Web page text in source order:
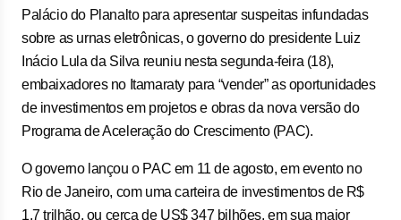
Palácio do Planalto para apresentar suspeitas infundadas
sobre as urnas eletrônicas, o governo do presidente Luiz
Inácio Lula da Silva reuniu nesta segunda-feira (18),
embaixadores no Itamaraty para “vender” as oportunidades
de investimentos em projetos e obras da nova versão do
Programa de Aceleração do Crescimento (PAC).
O governo lançou o PAC em 11 de agosto, em evento no
Rio de Janeiro, com uma carteira de investimentos de R$
1,7 trilhão, ou cerca de US$ 347 bilhões, em sua maior